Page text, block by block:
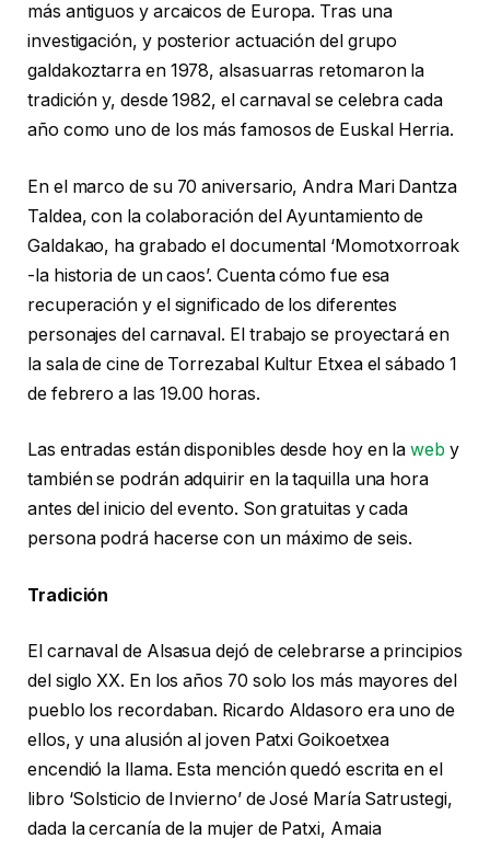
más antiguos y arcaicos de Europa. Tras una
investigación, y posterior actuación del grupo
galdakoztarra en 1978, alsasuarras retomaron la
tradición y, desde 1982, el carnaval se celebra cada
año como uno de los más famosos de Euskal Herria.
En el marco de su 70 aniversario, Andra Mari Dantza
Taldea, con la colaboración del Ayuntamiento de
Galdakao, ha grabado el documental ‘Momotxorroak
-la historia de un caos’. Cuenta cómo fue esa
recuperación y el significado de los diferentes
personajes del carnaval. El trabajo se proyectará en
la sala de cine de Torrezabal Kultur Etxea el sábado 1
de febrero a las 19.00 horas.
Las entradas están disponibles desde hoy en laweb y
también se podrán adquirir en la taquilla una hora
antes del inicio del evento. Son gratuitas y cada
persona podrá hacerse con un máximo de seis.
Tradición
El carnaval de Alsasua dejó de celebrarse a principios
del siglo XX. En los años 70 solo los más mayores del
pueblo los recordaban. Ricardo Aldasoro era uno de
ellos, y una alusión al joven Patxi Goikoetxea
encendió la llama. Esta mención quedó escrita en el
libro ‘Solsticio de Invierno’ de José María Satrustegi,
dada la cercanía de la mujer de Patxi, Amaia